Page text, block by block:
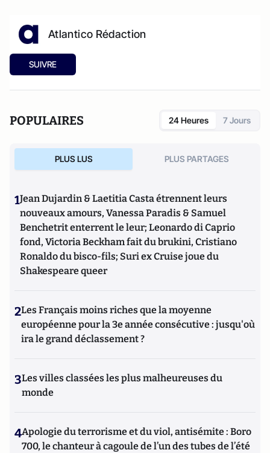
Atlantico Rédaction
SUIVRE
POPULAIRES 24 Heures 7 Jours
PLUS LUS PLUS PARTAGES
1Jean Dujardin & Laetitia Casta étrennent leurs
nouveaux amours, Vanessa Paradis & Samuel
Benchetrit enterrent le leur; Leonardo di Caprio
fond, Victoria Beckham fait du brukini, Cristiano
Ronaldo du bisco-fils; Suri ex Cruise joue du
Shakespeare queer
2Les Français moins riches que la moyenne
européenne pour la 3e année consécutive : jusqu'où
ira le grand déclassement ?
3Les villes classées les plus malheureuses du
monde
4Apologie du terrorisme et du viol, antisémite : Boro
700, le chanteur à cagoule de l’un des tubes de l’été